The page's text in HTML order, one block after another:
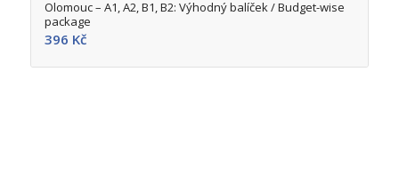
Olomouc – A1, A2, B1, B2: Výhodný balíček / Budget-wise
package
396 Kč